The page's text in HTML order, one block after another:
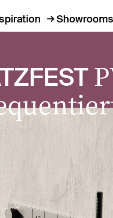
Showrooms